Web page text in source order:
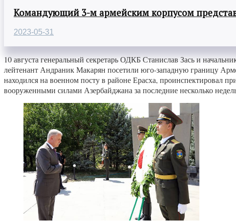
Командующий 3-м армейским корпусом
2023-05-31
10 августа генеральный секретарь ОДКБ Станислав Зась и
лейтенант Андраник Макарян посетили юго-западную границу
находился на военном посту в районе Ерасха, проинспектировал
вооруженными силами Азербайджана за последние несколько